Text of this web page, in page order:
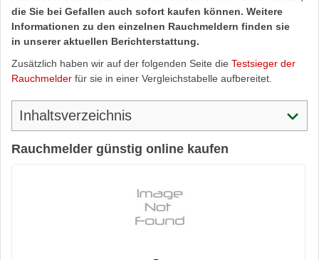
die Sie bei Gefallen auch sofort kaufen können. Weitere
Informationen zu den einzelnen Rauchmeldern finden sie
in unserer aktuellen Berichterstattung.
Zusätzlich haben wir auf der folgenden Seite die Testsieger der
Rauchmelder für sie in einer Vergleichstabelle aufbereitet.
Inhaltsverzeichnis
Rauchmelder günstig online kaufen